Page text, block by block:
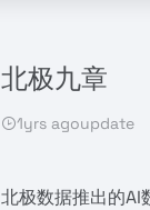
北极九章
1yrs agoupdate
北极数据推出的AI